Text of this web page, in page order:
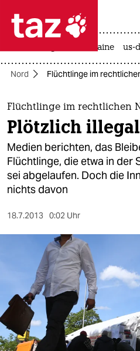
 taz zahl
taz zahl ich
themen
politik
öko
gesellschaft
kultur
sport
nord
wahrheit
verlag
krieg in der ukraine us-
Nord Flüchtlinge im
Flüchtlinge im rechtlichen
Plötzlich illegal
Medien berichten, das
Flüchtlinge, die etwa in der
sei abgelaufen. Doch die
nichts davon
18.7.2013 0:02 Uhr